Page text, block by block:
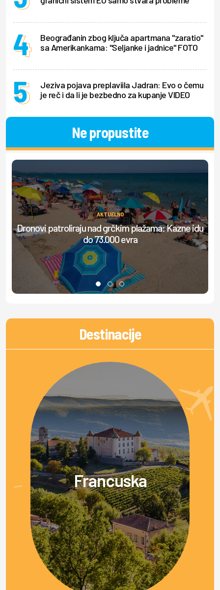
Beograđanin zbog ključa apartmana "zaratio"
sa Amerikankama: "Seljanke i jadnice" FOTO
Jeziva pojava preplaviila Jadran: Evo o čemu
je reč i da li je bezbedno za kupanje VIDEO
Ne propustite
AKTUELNO
Dronovi patroliraju nad grčkim plažama: Kazne idu
do 73.000 evra
Destinacije
Francuska